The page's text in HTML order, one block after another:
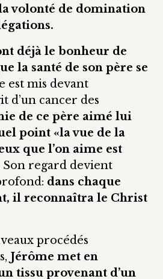
volonté de domination
déjà le bonheur de
la santé de son père se
est mis devant
d’un cancer des
de ce père aimé lui
point «la vue de la
que l’on aime est
Son regard devient
dans chaque
il reconnaîtra le Christ
procédés
Jérôme met en
tissu provenant d’un